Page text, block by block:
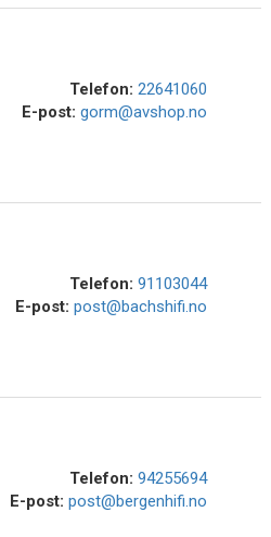
Telefon: 22641060
E-post: gorm@avshop.no
Telefon: 91103044
E-post: post@bachshifi.no
Telefon: 94255694
E-post: post@bergenhifi.no